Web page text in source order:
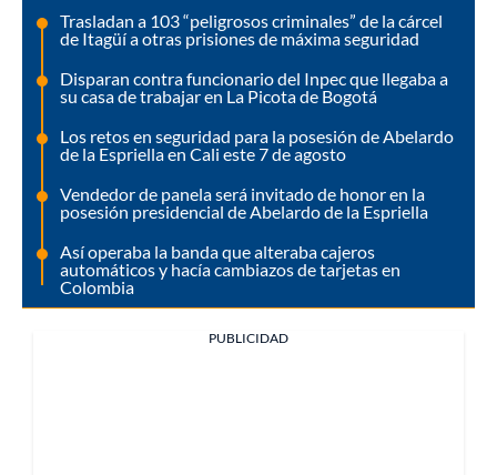
Trasladan a 103 “peligrosos criminales” de la cárcel
de Itagüí a otras prisiones de máxima seguridad
Disparan contra funcionario del Inpec que llegaba a
su casa de trabajar en La Picota de Bogotá
Los retos en seguridad para la posesión de Abelardo
de la Espriella en Cali este 7 de agosto
Vendedor de panela será invitado de honor en la
posesión presidencial de Abelardo de la Espriella
Así operaba la banda que alteraba cajeros
automáticos y hacía cambiazos de tarjetas en
Colombia
PUBLICIDAD